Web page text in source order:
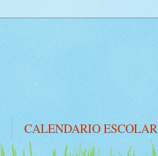
CALENDARIO ESCOLAR